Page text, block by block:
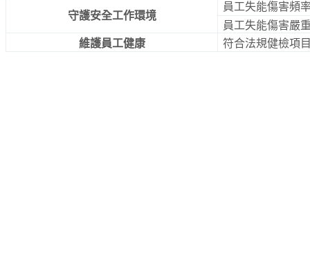
守護安全工作環境
員工失能傷害頻
員工失能傷害嚴
維護員工健康
符合法規健檢項